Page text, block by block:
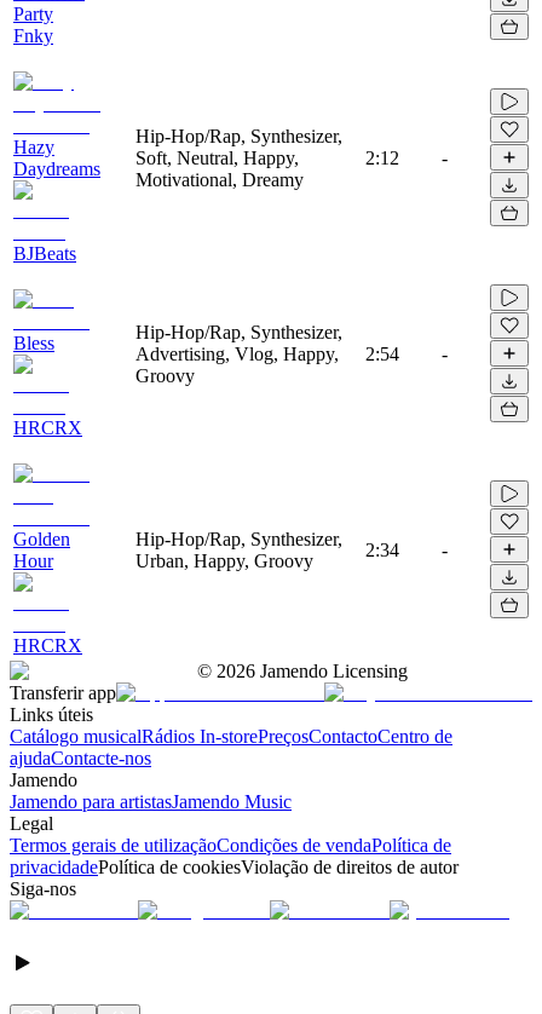
Party
Fnky
Hazy
Daydreams
BJBeats
Hip-Hop/Rap, Synthesizer,
Soft, Neutral, Happy,
Motivational, Dreamy
2:12 -
Bless
HRCRX
Hip-Hop/Rap, Synthesizer,
Advertising, Vlog, Happy,
Groovy
2:54 -
Golden
Hour
HRCRX
Hip-Hop/Rap, Synthesizer,
Urban, Happy, Groovy
2:34 -
© 2026 Jamendo Licensing
Transferir app
Links úteis
Catálogo musicalRádios In-storePreçosContactoCentro de
ajudaContacte-nos
Jamendo
Jamendo para artistasJamendo Music
Legal
Termos gerais de utilizaçãoCondições de vendaPolítica de
privacidadePolítica de cookiesViolação de direitos de autor
Siga-nos